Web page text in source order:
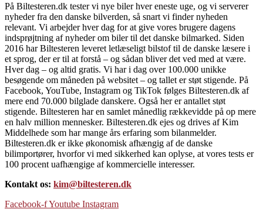
På Biltesteren.dk tester vi nye biler hver eneste uge, og vi serverer
nyheder fra den danske bilverden, så snart vi finder nyheden
relevant. Vi arbejder hver dag for at give vores brugere dagens
indsprøjtning af nyheder om biler til det danske bilmarked. Siden
2016 har Biltesteren leveret letlæseligt bilstof til de danske læsere i
et sprog, der er til at forstå – og sådan bliver det ved med at være.
Hver dag – og altid gratis. Vi har i dag over 100.000 unikke
besøgende om måneden på websitet – og tallet er støt stigende. På
Facebook, YouTube, Instagram og TikTok følges Biltesteren.dk af
mere end 70.000 bilglade danskere. Også her er antallet støt
stigende. Biltesteren har en samlet månedlig rækkevidde på op mere
en halv million mennesker. Biltesteren.dk ejes og drives af Kim
Middelhede som har mange års erfaring som bilanmelder.
Biltesteren.dk er ikke økonomisk afhængig af de danske
bilimportører, hvorfor vi med sikkerhed kan oplyse, at vores tests er
100 procent uafhængige af kommercielle interesser.
Kontakt os: kim@biltesteren.dk
Facebook-fYoutube Instagram